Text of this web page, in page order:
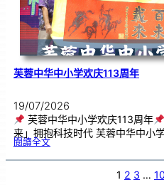
芙蓉中华中小学欢庆113周年
19/07/2026
芙蓉中华中小学欢庆113周年
来」拥抱科技时代 芙蓉中华中小
閱讀全文:芙
华
1 2 3 …